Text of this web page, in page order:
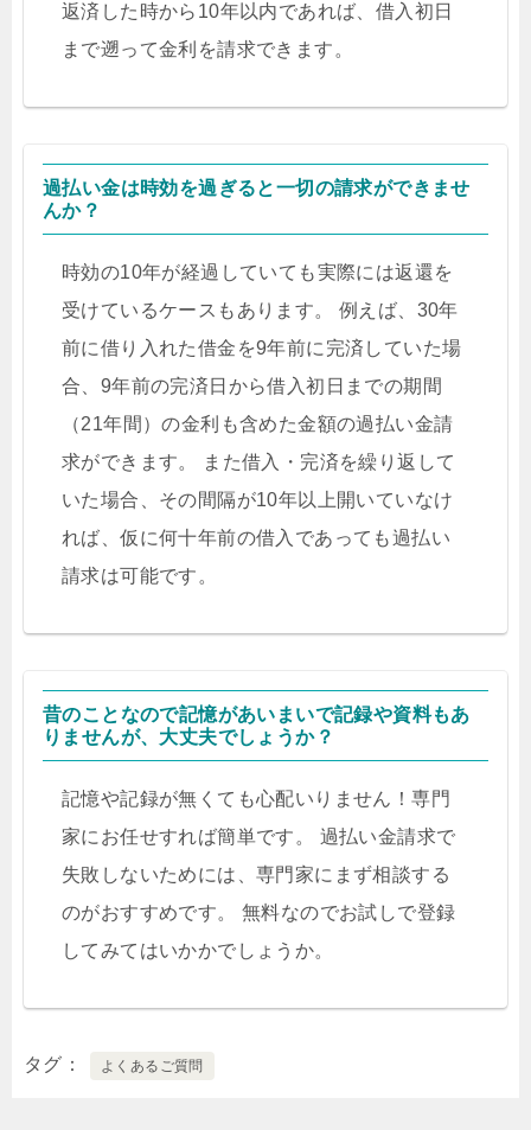
返済した時から10年以内であれば、借入初日
まで遡って金利を請求できます。
過払い金は時効を過ぎると一切の請求ができませ
んか？
時効の10年が経過していても実際には返還を
受けているケースもあります。 例えば、30年
前に借り入れた借金を9年前に完済していた場
合、9年前の完済日から借入初日までの期間
（21年間）の金利も含めた金額の過払い金請
求ができます。 また借入・完済を繰り返して
いた場合、その間隔が10年以上開いていなけ
れば、仮に何十年前の借入であっても過払い
請求は可能です。
昔のことなので記憶があいまいで記録や資料もあ
りませんが、大丈夫でしょうか？
記憶や記録が無くても心配いりません！専門
家にお任せすれば簡単です。 過払い金請求で
失敗しないためには、専門家にまず相談する
のがおすすめです。 無料なのでお試しで登録
してみてはいかかでしょうか。
タグ よくあるご質問